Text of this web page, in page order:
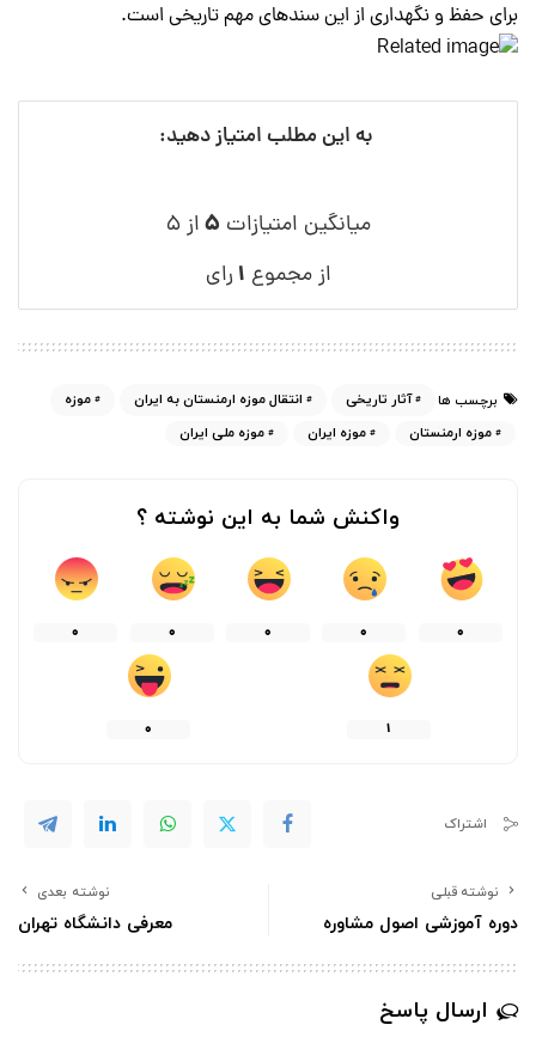
برای حفظ و نگهداری از این سندهای مهم تاریخی است.
به این مطلب امتیاز دهید:
میانگین امتیازات ۵از ۵
از مجموع ۱ رای
برچسب ها آثار تاریخی انتقال موزه ارمنستان به ایران
موزه
موزه ارمنستان
موزه ایران موزه ملی ایران
واکنش شما به این نوشته ؟
0
0
0
0
0
1
0
اشتراک
نوشته قبلی
دوره آموزشی اصول مشاوره
نوشته بعدی
معرفی دانشگاه تهران
ارسال پاسخ